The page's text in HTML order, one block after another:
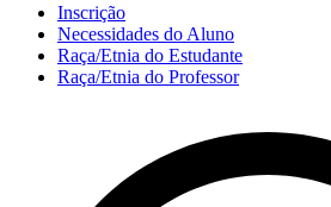
Inscrição
Necessidades do Aluno
Raça/Etnia do Estudante
Raça/Etnia do Professor